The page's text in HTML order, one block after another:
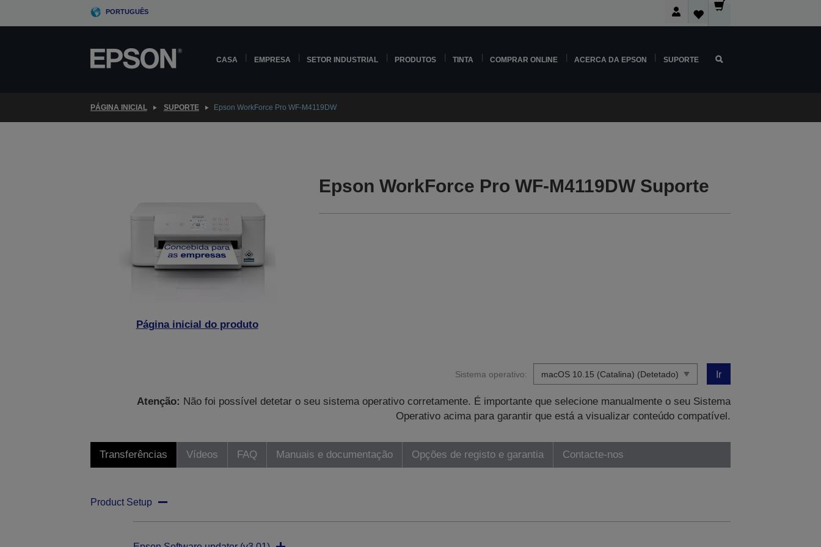
PORTUGUÊS
CASA EMPRESA SETOR INDUSTRIAL PRODUTOS TINTA COMPRAR ONLINE ACERCA DA EPSON SUPORTE
PÁGINA INICIAL SUPORTE Epson WorkForce Pro WF-M4119DW
Página inicial do produto
Epson WorkForce Pro WF-M4119DW Suporte
Sistema operativo: Ir
Atenção: Não foi possível detetar o seu sistema operativo corretamente. É importante que selecione manualmente o seu Sistema
Operativo acima para garantir que está a visualizar conteúdo compatível.
Transferências Vídeos FAQ Manuais e documentação Opções de registo e garantia Contacte-nos
Product Setup